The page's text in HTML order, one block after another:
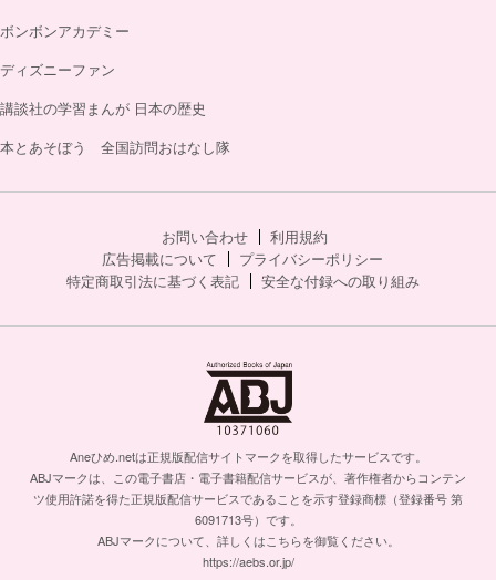
ボンボンアカデミー
ディズニーファン
講談社の学習まんが 日本の歴史
本とあそぼう 全国訪問おはなし隊
お問い合わせ
利用規約
広告掲載について
プライバシーポリシー
特定商取引法に基づく表記
安全な付録への取り組み
Aneひめ.netは正規版配信サイトマークを取得したサービスです。
ABJマークは、この電子書店・電子書籍配信サービスが、著作権者からコンテン
ツ使用許諾を得た正規版配信サービスであることを示す登録商標（登録番号 第
6091713号）です。
ABJマークについて、詳しくはこちらを御覧ください。
https://aebs.or.jp/